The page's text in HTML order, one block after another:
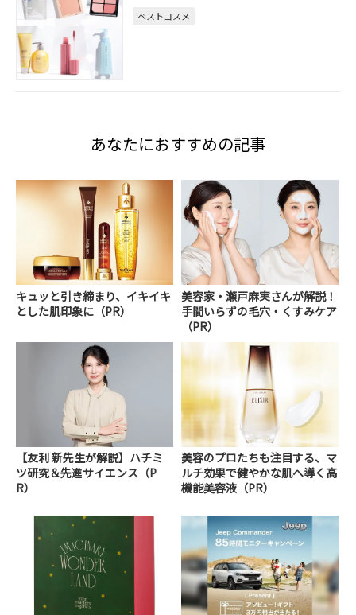
ベストコスメ
あなたにおすすめの記事
キュッと引き締まり、イキイキ
とした肌印象に（PR）
美容家・瀬戸麻実さんが解説！
手間いらずの毛穴・くすみケア
（PR）
【友利 新先生が解説】ハチミ
ツ研究＆先進サイエンス（P
R）
美容のプロたちも注目する、マ
ルチ効果で健やかな肌へ導く高
機能美容液（PR）